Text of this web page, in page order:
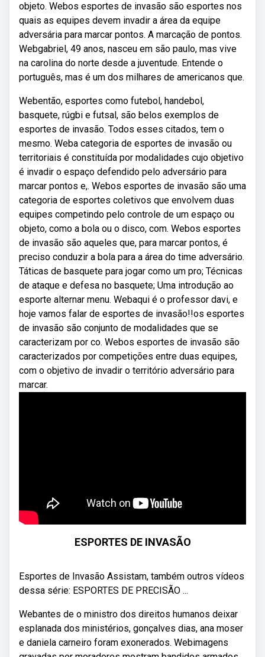
objeto. Webos esportes de invasão são esportes nos
quais as equipes devem invadir a área da equipe
adversária para marcar pontos. A marcação de pontos.
Webgabriel, 49 anos, nasceu em são paulo, mas vive
na carolina do norte desde a juventude. Entende o
português, mas é um dos milhares de americanos que.
Webentão, esportes como futebol, handebol,
basquete, rúgbi e futsal, são belos exemplos de
esportes de invasão. Todos esses citados, tem o
mesmo. Weba categoria de esportes de invasão ou
territoriais é constituída por modalidades cujo objetivo
é invadir o espaço defendido pelo adversário para
marcar pontos e,. Webos esportes de invasão são uma
categoria de esportes coletivos que envolvem duas
equipes competindo pelo controle de um espaço ou
objeto, como a bola ou o disco, com. Webos esportes
de invasão são aqueles que, para marcar pontos, é
preciso conduzir a bola para a área do time adversário.
Táticas de basquete para jogar como um pro; Técnicas
de ataque e defesa no basquete; Uma introdução ao
esporte alternar menu. Webaqui é o professor davi, e
hoje vamos falar de esportes de invasão!!os esportes
de invasão são conjunto de modalidades que se
caracterizam por co. Webos esportes de invasão são
caracterizados por competições entre duas equipes,
com o objetivo de invadir o território adversário para
marcar.
ESPORTES DE INVASÃO
Esportes de Invasão Assistam, também outros vídeos
dessa série: ESPORTES DE PRECISÃO ...
Webantes de o ministro dos direitos humanos deixar
esplanada dos ministérios, gonçalves dias, ana moser
e daniela carneiro foram exonerados. Webimagens